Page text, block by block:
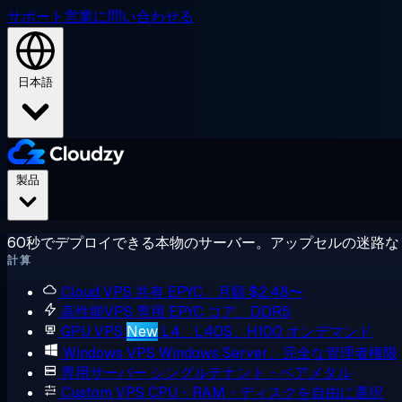
サポート営業に問い合わせる
日本語
60秒でデプロイできる本物のサーバー。アップセルの迷路
計算
Cloud VPS 共有 EPYC、月額 $2.48〜
高性能VPS 専用 EPYC コア、DDR5
GPU VPS New L4、L40S、H100 オンデマンド
Windows VPS Windows Server、完全な管理者権限
専用サーバー シングルテナント・ベアメタル
Custom VPS CPU・RAM・ディスクを自由に選択